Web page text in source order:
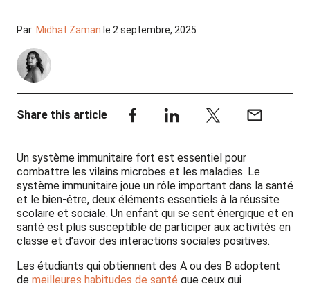
Par: Midhat Zaman le 2 septembre, 2025
Share this article
Un système immunitaire fort est essentiel pour
combattre les vilains microbes et les maladies. Le
système immunitaire joue un rôle important dans la santé
et le bien-être, deux éléments essentiels à la réussite
scolaire et sociale. Un enfant qui se sent énergique et en
santé est plus susceptible de participer aux activités en
classe et d’avoir des interactions sociales positives.
Les étudiants qui obtiennent des A ou des B adoptent
de meilleures habitudes de santé que ceux qui